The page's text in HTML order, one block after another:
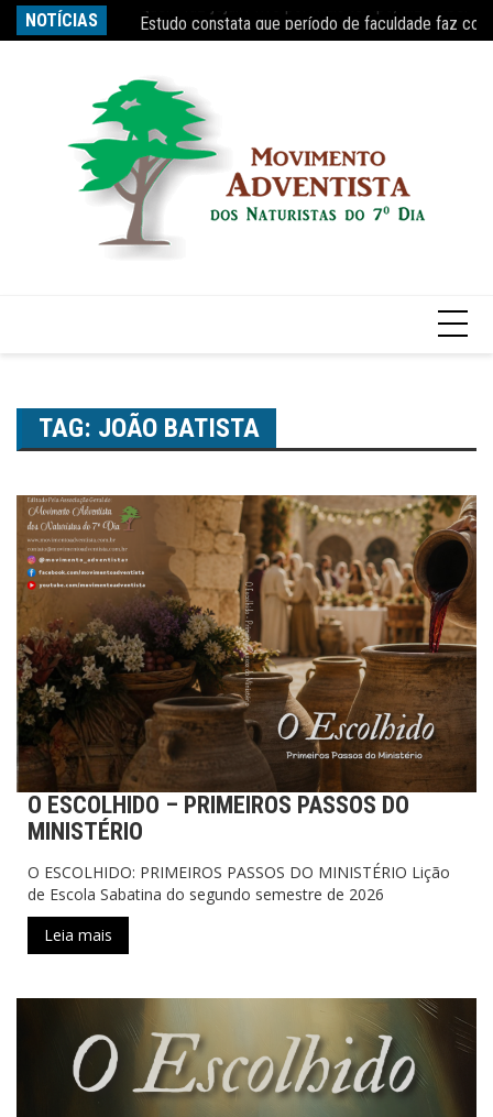
para
NOTÍCIAS
tempo, diz Nobel Estudo constata que período de faculdade faz
TAG: JOÃO BATISTA
O ESCOLHIDO – PRIMEIROS PASSOS DO
MINISTÉRIO
O ESCOLHIDO: PRIMEIROS PASSOS DO MINISTÉRIO Lição
de Escola Sabatina do segundo semestre de 2026
Leia mais